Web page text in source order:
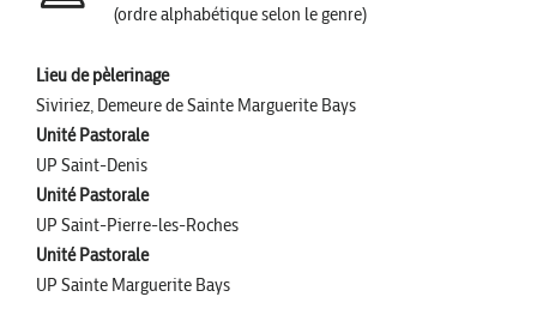
(ordre alphabétique selon le genre)
Lieu de pèlerinage
Siviriez, Demeure de Sainte Marguerite Bays
Unité Pastorale
UP Saint-Denis
Unité Pastorale
UP Saint-Pierre-les-Roches
Unité Pastorale
UP Sainte Marguerite Bays